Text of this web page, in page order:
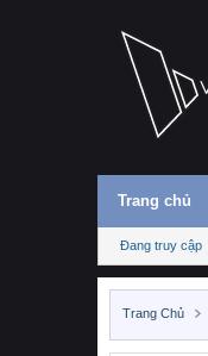
Trang chủ
Đang truy cập
Trang Chủ